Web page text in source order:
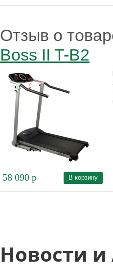
Отзыв о
Boss II T-B2
58 090 р В корзину
Новости